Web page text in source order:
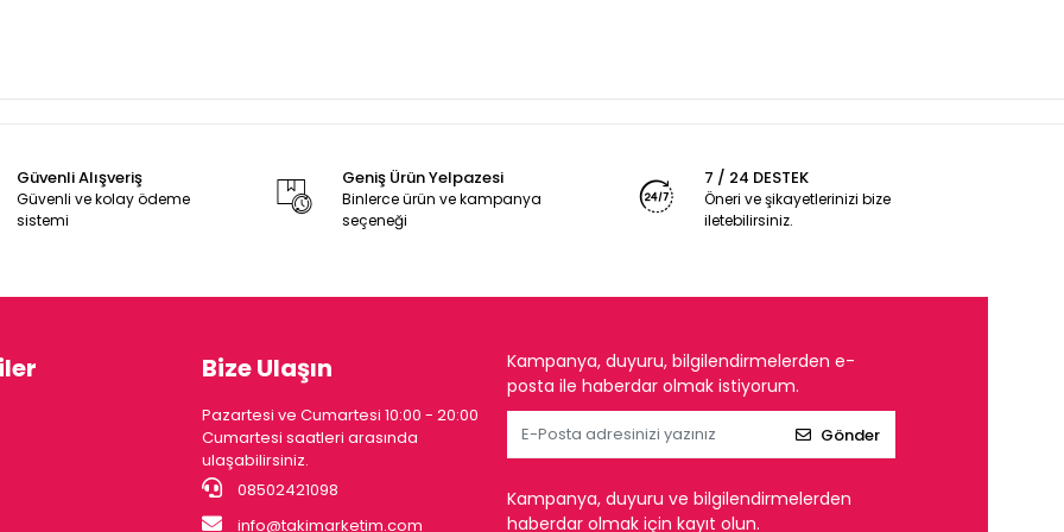
Güvenli Alışveriş
Güvenli ve kolay ödeme
sistemi
Geniş Ürün Yelpazesi
Binlerce ürün ve kampanya
seçeneği
7 / 24 DESTEK
Öneri ve şikayetlerinizi bize
iletebilirsiniz.
Bize Ulaşın
Pazartesi ve Cumartesi 10:00 - 20:00
Cumartesi saatleri arasında
ulaşabilirsiniz.
08502421098
info@takimarketim.com
Kampanya, duyuru, bilgilendirmelerden e-
posta ile haberdar olmak istiyorum.
Gönder
Kampanya, duyuru ve bilgilendirmelerden
haberdar olmak için kayıt olun.